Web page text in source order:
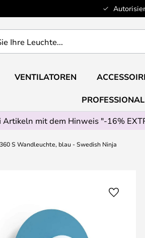
VENTILATOREN
PROFESSIONAL
mit dem Hinweis "-16%
S Wandleuchte, blau - Swedish Ninja